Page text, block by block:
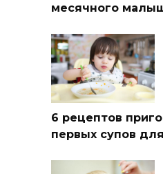
месячного
6 рецептов
первых супов